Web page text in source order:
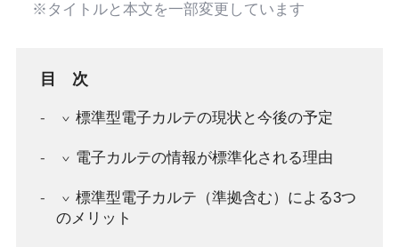
※タイトルと本文を一部変更しています
目次
標準型電子カルテの現状と今後の予定
電子カルテの情報が標準化される理由
標準型電子カルテ（準拠含む）による3つ
のメリット